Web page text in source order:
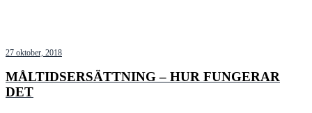
27 oktober, 2018
MÅLTIDSERSÄTTNING – HUR FUNGERAR
DET